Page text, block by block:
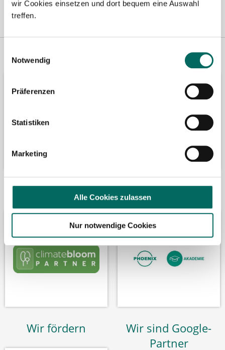
wir Cookies einsetzen und dort bequem eine Auswahl
treffen.
Notwendig
Präferenzen
Statistiken
Marketing
Alle Cookies zulassen
Nur notwendige Cookies
Wir fördern
Bäume pflanzen Kooperation mit
Wir fördern
Wir sind Google-
Partner